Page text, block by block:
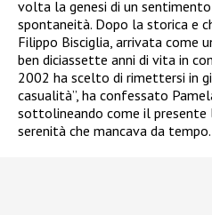
volta la genesi di un
spontaneità. Dopo la storica e
Filippo Bisciglia, arrivata come
ben diciassette anni di vita in
2002 ha scelto di rimettersi in
casualità”, ha confessato
sottolineando come il presente
serenità che mancava da tempo.